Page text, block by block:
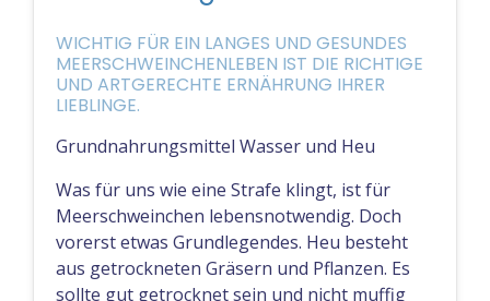
WICHTIG FÜR EIN LANGES UND GESUNDES
MEERSCHWEINCHENLEBEN IST DIE RICHTIGE
UND ARTGERECHTE ERNÄHRUNG IHRER
LIEBLINGE.
Grundnahrungsmittel Wasser und Heu
Was für uns wie eine Strafe klingt, ist für
Meerschweinchen lebensnotwendig. Doch
vorerst etwas Grundlegendes. Heu besteht
aus getrockneten Gräsern und Pflanzen. Es
sollte gut getrocknet sein und nicht muffig